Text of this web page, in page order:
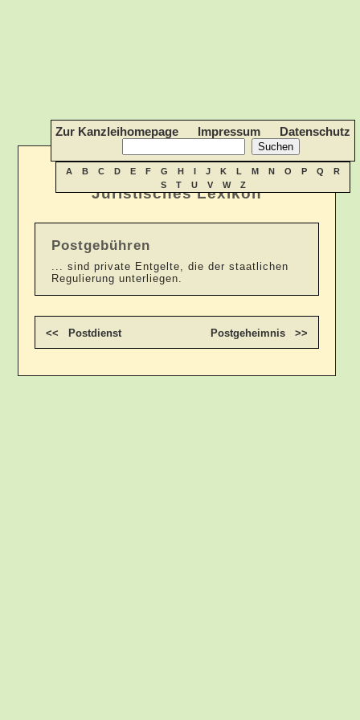
Juristisches Lexikon
Zur Kanzleihomepage Impressum Datenschutz
A B C D E F G H I J K L M N O P Q
R
S
T U V W Z
Postgebühren
... sind private Entgelte, die der staatlichen
Regulierung unterliegen.
<< Postdienst Postgeheimnis >>